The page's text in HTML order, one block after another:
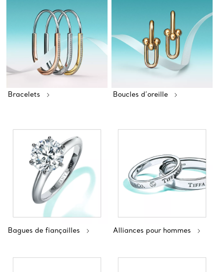
Bracelets Boucles d’oreille
Bagues de fiançailles Alliances pour hommes